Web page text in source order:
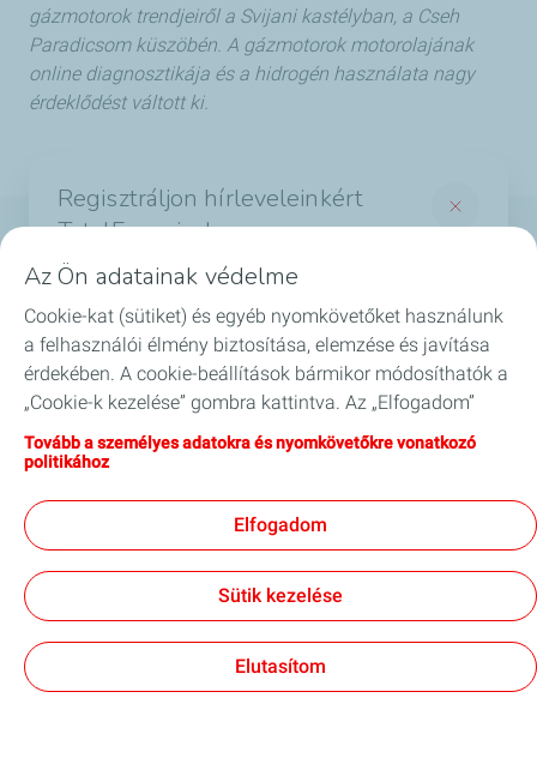
Regisztráljon hírleveleinkért
TotalEnergies!
És értesüljön a legérdekesebb hírekről a
TotalEnergies világából
*Required fields
I agree to receive commercial information by
Legal mentions
Subscribe
gázmotorok trendjeiről a Svijani kastélyban, a Cseh
Paradicsom küszöbén. A gázmotorok motorolajának
online diagnosztikája és a hidrogén használata nagy
érdeklődést váltott ki.
Termékek
Szolgáltatások
Biztonság
GYIK
Adatvédelmi és süti (Cookie) szabályzat
Az Ön adatainak védelme
Cookie-kat (sütiket) és egyéb nyomkövetőket használunk
a felhasználói élmény biztosítása, elemzése és javítása
érdekében. A cookie-beállítások bármikor módosíthatók a
„Cookie-k kezelése” gombra kattintva. Az „Elfogadom”
gombra kattintva hozzájárul valamennyi cookie
tárolásához. Amennyiben az „Elutasítom” gombra kattint,
technikai cookie-kat használjuk. További információkért
látogasson el a „Személyes adatokra és nyomkövetőkre
vonatkozó politika” oldalra.
Tovább a személyes adatokra és nyomkövetőkre vonatkozó
politikához
Elfogadom
Sütik kezelése
Elutasítom